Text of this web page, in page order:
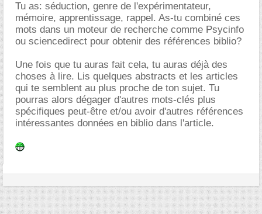
Tu as: séduction, genre de l'expérimentateur,
mémoire, apprentissage, rappel. As-tu combiné ces
mots dans un moteur de recherche comme Psycinfo
ou sciencedirect pour obtenir des références biblio?
Une fois que tu auras fait cela, tu auras déjà des
choses à lire. Lis quelques abstracts et les articles
qui te semblent au plus proche de ton sujet. Tu
pourras alors dégager d'autres mots-clés plus
spécifiques peut-être et/ou avoir d'autres références
intéressantes données en biblio dans l'article.